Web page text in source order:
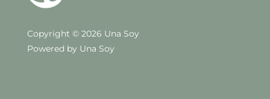
Copyright © 2026 Una Soy
Powered by Una Soy